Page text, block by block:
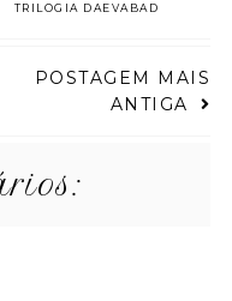
TRILOGIA DAEVABAD
POSTAGEM MAIS
ANTIGA